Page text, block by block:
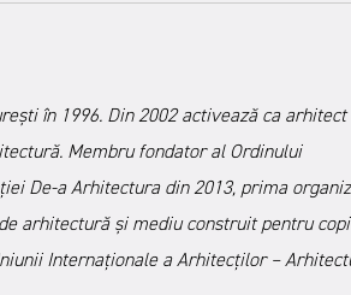
în 1996. Din 2002 activează ca arhitect
Membru fondator al Ordinului
De-a Arhitectura din 2013, prima
arhitectură şi mediu construit pentru
Internaționale a Arhitecților –